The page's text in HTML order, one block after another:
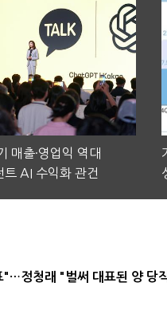
매출·영업익 역대
AI 수익화 관건
"…정청래 "벌써 대표된 양 당